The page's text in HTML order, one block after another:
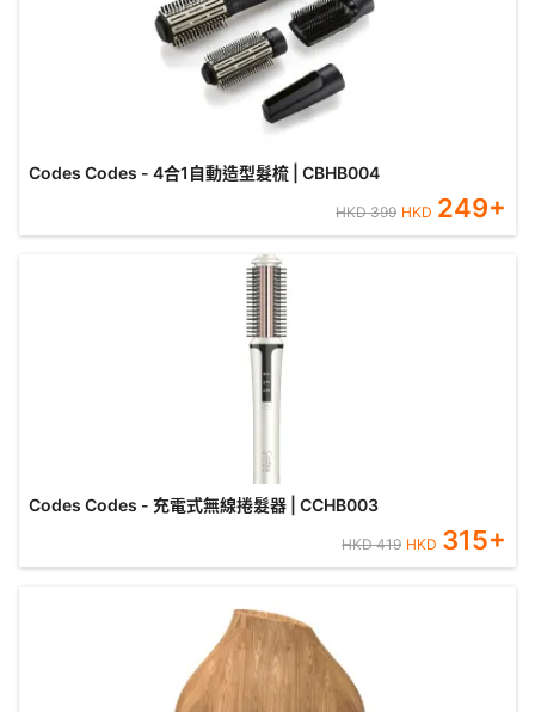
Codes Codes - 4合1自動造型髮梳 | CBHB004
HKD399 HKD 249+
Codes Codes - 充電式無線捲髮器 | CCHB003
HKD419 HKD 315+